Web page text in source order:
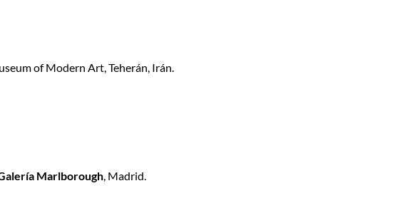
of Modern Art, Teherán, Irán.
Marlborough, Madrid.